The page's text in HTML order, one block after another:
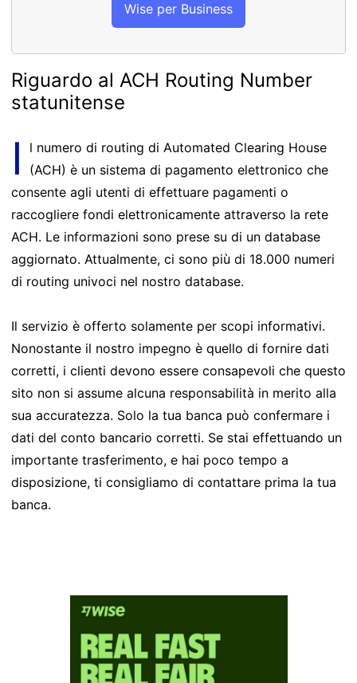
Wise per Business
Riguardo al ACH Routing Number
statunitense
I
l numero di routing di Automated Clearing House
(ACH) è un sistema di pagamento elettronico che
consente agli utenti di effettuare pagamenti o
raccogliere fondi elettronicamente attraverso la rete
ACH. Le informazioni sono prese su di un database
aggiornato. Attualmente, ci sono più di 18.000 numeri
di routing univoci nel nostro database.
Il servizio è offerto solamente per scopi informativi.
Nonostante il nostro impegno è quello di fornire dati
corretti, i clienti devono essere consapevoli che questo
sito non si assume alcuna responsabilità in merito alla
sua accuratezza. Solo la tua banca può confermare i
dati del conto bancario corretti. Se stai effettuando un
importante trasferimento, e hai poco tempo a
disposizione, ti consigliamo di contattare prima la tua
banca.